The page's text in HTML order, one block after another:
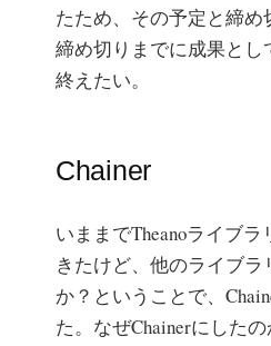
たため、その予定と締
締め切りまでに成果とし
終えたい。
Chainer
いままでTheanoライブ
きたけど、他のライブ
か？ということで、
た。なぜChainerにしたの